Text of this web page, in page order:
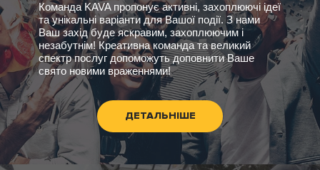
Команда KAVA пропонує активні, захоплюючі ідеї
та унікальні варіанти для Вашої події. З нами
Ваш захід буде яскравим, захоплюючим і
незабутнім! Креативна команда та великий
спектр послуг допоможуть доповнити Ваше
свято новими враженнями!
ДЕТАЛЬНІШЕ